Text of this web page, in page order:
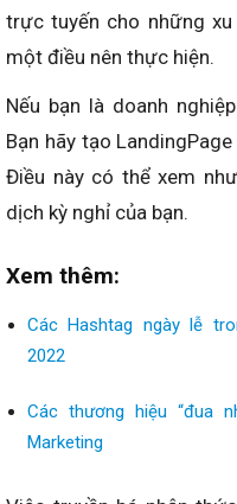
trực tuyến cho những
một điều nên thực hiện.
Nếu bạn là doanh
Bạn hãy tạo
Điều này có thể xem
dịch kỳ nghỉ của bạn.
Xem thêm:
Các Hashtag ngày lễ
2022
Các thương hiệu “đua
Marketing